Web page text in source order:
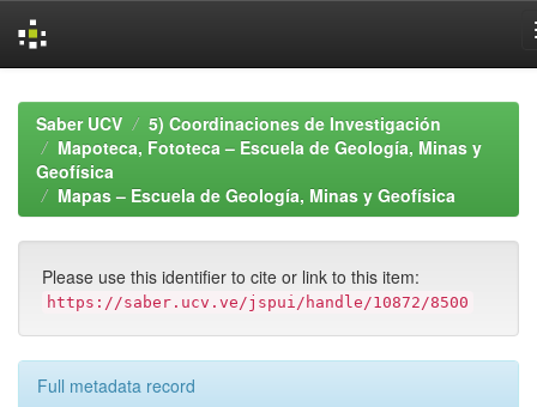
navigationSaber UCV
5) Coordinaciones de Investigación
Mapoteca, Fototeca – Escuela de Geología, Minas y
Geofísica
Mapas – Escuela de Geología, Minas y Geofísica
Please use this identifier to cite or link to this item:
https://saber.ucv.ve/jspui/handle/10872/8500
Full metadata record